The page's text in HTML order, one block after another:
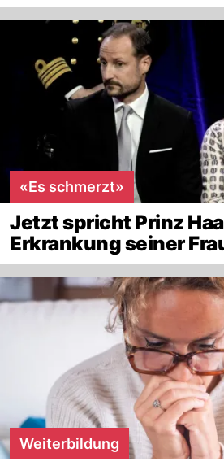
«Es schmerzt»
Jetzt spricht Prinz
Erkrankung seiner
Weiterbildung